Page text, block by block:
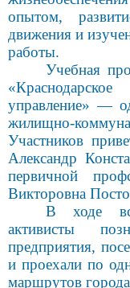
опытом,
движения и
работы.
Учебная
управление» —
жилищно-
Участников
Александр
первичной
Викторовна
В ходе
активисты
предприятия,
и проехали по
маршрутов